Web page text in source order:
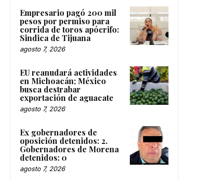
Empresario pagó 200 mil
pesos por permiso para
corrida de toros apócrifo:
Sindica de Tijuana
agosto 7, 2026
EU reanudará actividades
en Michoacán; México
busca destrabar
exportación de aguacate
agosto 7, 2026
Ex gobernadores de
oposición detenidos: 2.
Gobernadores de Morena
detenidos: 0
agosto 7, 2026